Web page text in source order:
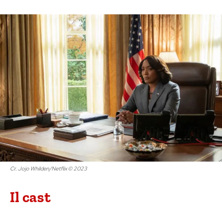
Cr. Jojo Whilden/Netflix © 2023
Il cast